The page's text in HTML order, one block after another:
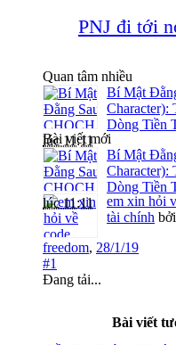
PNJ đi tới
Quan tâm nhiều
Bí Mật
Dòng Tiền
lúc 11:11
Bài viết mới
Bí Mật
Dòng Tiền
lúc 11:11
em xin hỏi
tài chính bởi
freedom, 28/1/19
#1
Đang tải...
Bài viết